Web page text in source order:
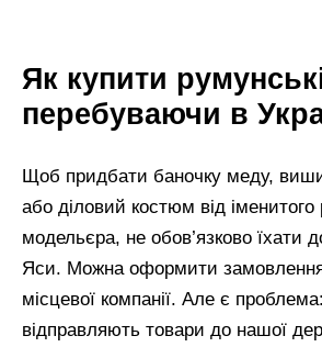
Як купити
перебуваючи в
Щоб придбати баночку меду,
або діловий костюм від іменитого
модельєра, не обов’язково їхати
Яси. Можна оформити замовлення
місцевої компанії. Але є
відправляють товари до нашої